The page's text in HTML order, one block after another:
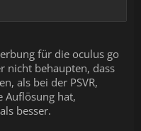
für die oculus go
nicht behaupten, dass
als bei der PSVR,
Auflösung hat,
besser.